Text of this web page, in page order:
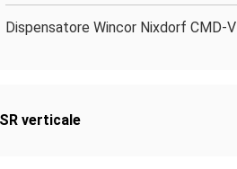
Dispensatore Wincor Nixdorf CMD-
verticale